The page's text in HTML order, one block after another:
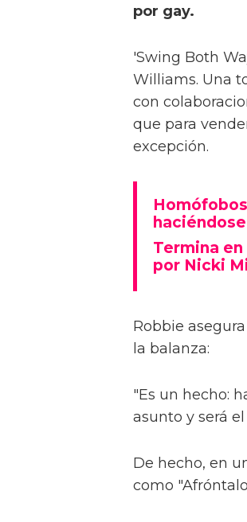
por gay.
'Swing Both
Williams. Una
con
que para
excepción.
Termina
por Nicki
Robbie
la balanza:
"Es un hecho:
asunto y será
De hecho, en
como